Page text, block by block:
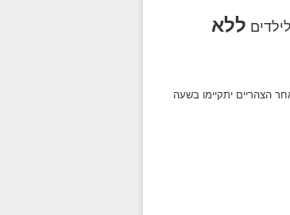
ללא
29.8- 1.8- מופעי בוקר יתקיימו בשעה 11:30 ומופעי אחר הצהריים יתקיימו בשעה